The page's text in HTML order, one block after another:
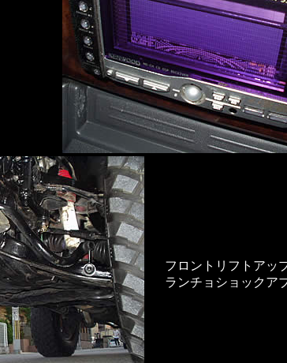
フロントリフトアッ
ランチョショックア